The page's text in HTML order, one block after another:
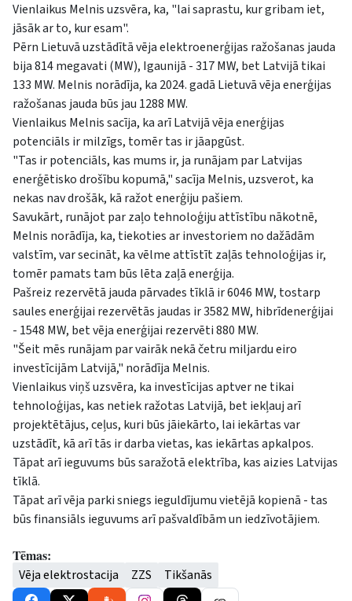
Vienlaikus Melnis uzsvēra, ka, "lai saprastu, kur gribam iet,
jāsāk ar to, kur esam".
Pērn Lietuvā uzstādītā vēja elektroenerģijas ražošanas jauda
bija 814 megavati (MW), Igaunijā - 317 MW, bet Latvijā tikai
133 MW. Melnis norādīja, ka 2024. gadā Lietuvā vēja enerģijas
ražošanas jauda būs jau 1288 MW.
Vienlaikus Melnis sacīja, ka arī Latvijā vēja enerģijas
potenciāls ir milzīgs, tomēr tas ir jāapgūst.
"Tas ir potenciāls, kas mums ir, ja runājam par Latvijas
enerģētisko drošību kopumā," sacīja Melnis, uzsverot, ka
nekas nav drošāk, kā ražot enerģiju pašiem.
Savukārt, runājot par zaļo tehnoloģiju attīstību nākotnē,
Melnis norādīja, ka, tiekoties ar investoriem no dažādām
valstīm, var secināt, ka vēlme attīstīt zaļās tehnoloģijas ir,
tomēr pamats tam būs lēta zaļā enerģija.
Pašreiz rezervētā jauda pārvades tīklā ir 6046 MW, tostarp
saules enerģijai rezervētās jaudas ir 3582 MW, hibrīdenerģijai
- 1548 MW, bet vēja enerģijai rezervēti 880 MW.
"Šeit mēs runājam par vairāk nekā četru miljardu eiro
investīcijām Latvijā," norādīja Melnis.
Vienlaikus viņš uzsvēra, ka investīcijas aptver ne tikai
tehnoloģijas, kas netiek ražotas Latvijā, bet iekļauj arī
projektētājus, ceļus, kuri būs jāiekārto, lai iekārtas var
uzstādīt, kā arī tās ir darba vietas, kas iekārtas apkalpos.
Tāpat arī ieguvums būs saražotā elektrība, kas aizies Latvijas
tīklā.
Tāpat arī vēja parki sniegs ieguldījumu vietējā kopienā - tas
būs finansiāls ieguvums arī pašvaldībām un iedzīvotājiem.
Tēmas:
Vēja elektrostacija ZZS Tikšanās